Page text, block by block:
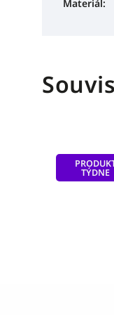
Materiál:
TÝDNE